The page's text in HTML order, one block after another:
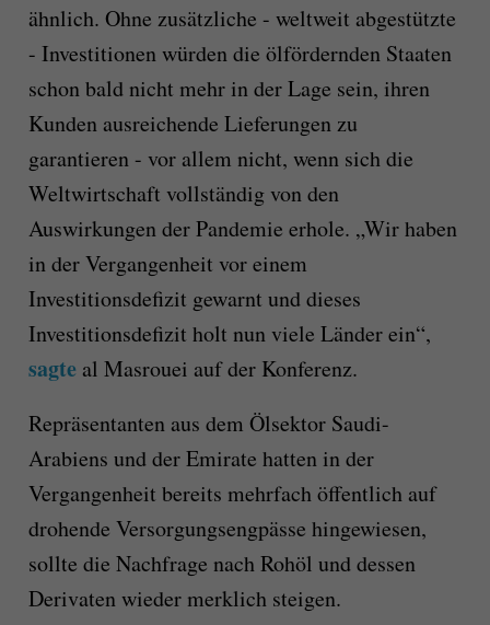
ähnlich. Ohne zusätzliche - weltweit abgestützte
- Investitionen würden die ölfördernden Staaten
schon bald nicht mehr in der Lage sein, ihren
Kunden ausreichende Lieferungen zu
garantieren - vor allem nicht, wenn sich die
Weltwirtschaft vollständig von den
Auswirkungen der Pandemie erhole. „Wir haben
in der Vergangenheit vor einem
Investitionsdefizit gewarnt und dieses
Investitionsdefizit holt nun viele Länder ein“,
sagte al Masrouei auf der Konferenz.
Repräsentanten aus dem Ölsektor Saudi-
Arabiens und der Emirate hatten in der
Vergangenheit bereits mehrfach öffentlich auf
drohende Versorgungsengpässe hingewiesen,
sollte die Nachfrage nach Rohöl und dessen
Derivaten wieder merklich steigen.